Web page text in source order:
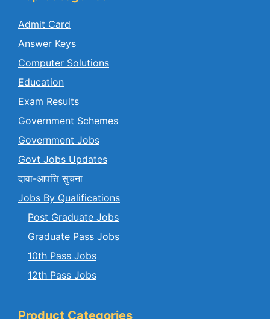
Admit Card
Answer Keys
Computer Solutions
Education
Exam Results
Government Schemes
Government Jobs
Govt Jobs Updates
दावा-आपत्ति सुचना
Jobs By Qualifications
Post Graduate Jobs
Graduate Pass Jobs
10th Pass Jobs
12th Pass Jobs
Product Categories